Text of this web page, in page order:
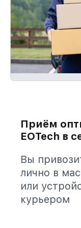
Приём
EOTech в
Вы
лично в
или
курьером